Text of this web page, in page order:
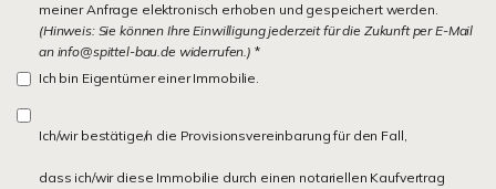
meiner Anfrage elektronisch erhoben und gespeichert werden.
(Hinweis: Sie können Ihre Einwilligung jederzeit für die Zukunft per E-Mail
an info@spittel-bau.de widerrufen.) *
Ich bin Eigentümer einer Immobilie.
Ich/wir bestätige/n die Provisionsvereinbarung für den Fall,
dass ich/wir diese Immobilie durch einen notariellen Kaufvertrag